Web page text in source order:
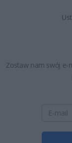
Zostaw nam swój